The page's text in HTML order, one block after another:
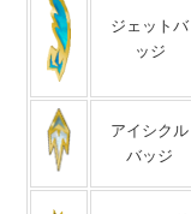
ジェットバ
ッジ
アイシクル
バッジ